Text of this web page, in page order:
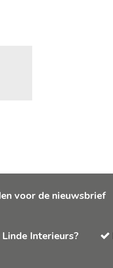
voor de nieuwsbrief
Interieurs?